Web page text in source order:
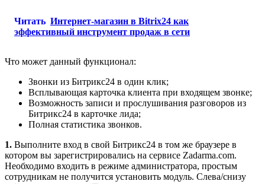
Читать Интернет-магазин в Bitrix24 как
эффективный инструмент продаж в сети
Что может данный функционал:
Звонки из Битрикс24 в один клик;
Всплывающая карточка клиента при входящем звонке;
Возможность записи и прослушивания разговоров из
Битрикс24 в карточке лида;
Полная статистика звонков.
1. Выполните вход в свой Битрикс24 в том же браузере в
котором вы зарегистрировались на сервисе Zadarma.com.
Необходимо входить в режиме администратора, простым
сотрудникам не получится установить модуль. Слева/снизу